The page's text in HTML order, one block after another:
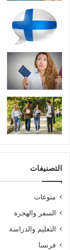
ر
ب
ي
ة
التصنيفات
منوعات
السفر والهجرة
التعليم والدراسة
فرنسا